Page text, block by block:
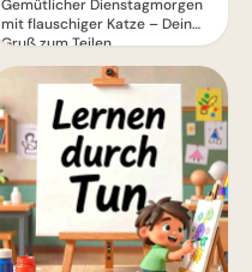
Gemütlicher Dienstagmorgen
mit flauschiger Katze – Dein
Gruß zum Teilen